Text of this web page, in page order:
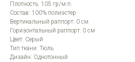
Плотность: 105 гр/м.п.
Состав: 100% полиэстер
Вертикальный раппорт: 0 см
Горизонтальный раппорт: 0 см
Цвет: Серый
Тип ткани: Тюль
Дизайн: Однотонный